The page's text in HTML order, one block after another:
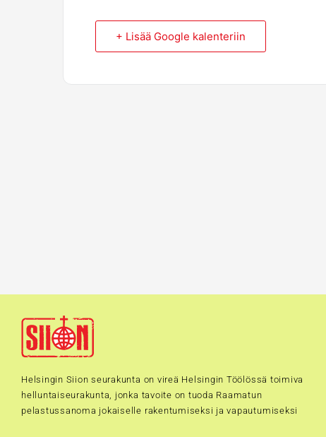
+ Lisää Google kalenteriin
Helsingin Siion seurakunta on vireä Helsingin Töölössä toimiva
helluntaiseurakunta, jonka tavoite on tuoda Raamatun
pelastussanoma jokaiselle rakentumiseksi ja vapautumiseksi